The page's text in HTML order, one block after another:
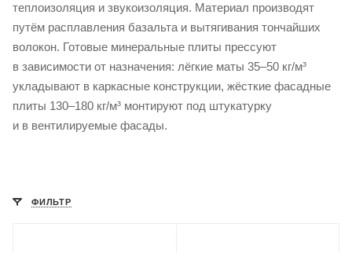
теплоизоляция и звукоизоляция. Материал производят
путём расплавления базальта и вытягивания тончайших
волокон. Готовые минеральные плиты прессуют
в зависимости от назначения: лёгкие маты 35–50 кг/м³
укладывают в каркасные конструкции, жёсткие фасадные
плиты 130–180 кг/м³ монтируют под штукатурку
и в вентилируемые фасады.
ФИЛЬТР